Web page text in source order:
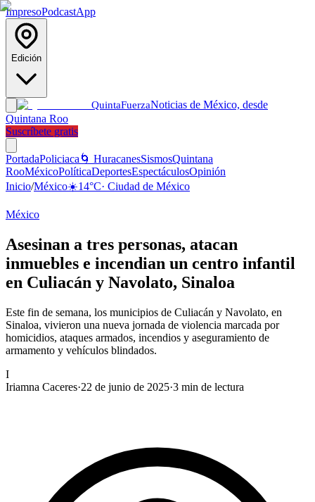
ImpresoPodcastApp
Edición
QuintaFuerzaNoticias de México, desde
Quintana Roo
Suscríbete gratis
PortadaPoliciaca 🌀 HuracanesSismosQuintana
RooMéxicoPolíticaDeportesEspectáculosOpinión
Inicio/México☀️14°C· Ciudad de México
México
Asesinan a tres personas, atacan
inmuebles e incendian un centro infantil
en Culiacán y Navolato, Sinaloa
Este fin de semana, los municipios de Culiacán y Navolato, en
Sinaloa, vivieron una nueva jornada de violencia marcada por
homicidios, ataques armados, incendios y aseguramiento de
armamento y vehículos blindados.
I
Iriamna Caceres·22 de junio de 2025·3 min de lectura